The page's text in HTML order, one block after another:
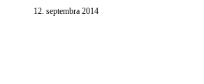
12. septembra 2014